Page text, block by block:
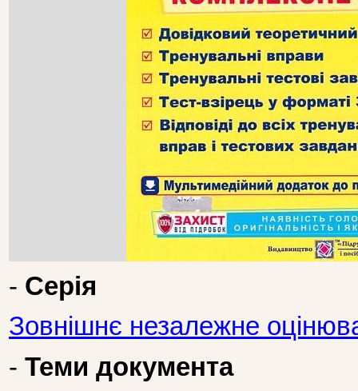
- Серія
Зовнішнє незалежне
- Теми документа